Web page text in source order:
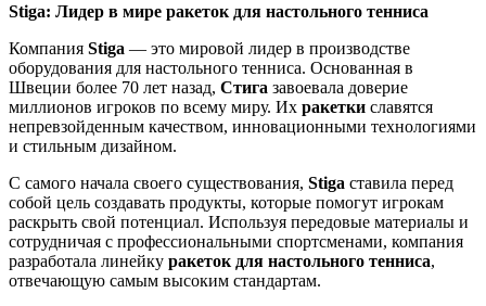
Stiga: Лидер в мире ракеток для настольного тенниса
Компания Stiga — это мировой лидер в производстве
оборудования для настольного тенниса. Основанная в
Швеции более 70 лет назад, Стига завоевала доверие
миллионов игроков по всему миру. Их ракетки славятся
непревзойденным качеством, инновационными технологиями
и стильным дизайном.
С самого начала своего существования, Stiga ставила перед
собой цель создавать продукты, которые помогут игрокам
раскрыть свой потенциал. Используя передовые материалы и
сотрудничая с профессиональными спортсменами, компания
разработала линейку ракеток для настольного тенниса,
отвечающую самым высоким стандартам.